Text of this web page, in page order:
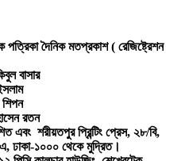
পত্রিকা দৈনিক মতপ্রকাশ ( রেজিষ্ট্রেশন
বাসার
শিপন
রতন
এবং শরীয়তপুর প্রিন্টিং প্রেস, ২৮/বি,
এ, ঢাকা-১০০০ থেকে মুদ্রিত।